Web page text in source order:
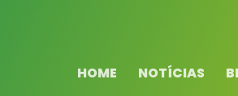
HOME NOTÍCIAS